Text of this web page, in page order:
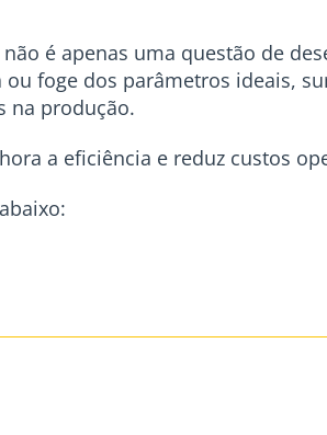
é apenas uma questão de
foge dos parâmetros ideais,
na produção.
a eficiência e reduz custos